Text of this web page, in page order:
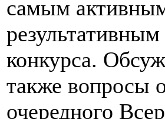
самым
конкурса.
также вопросы
очередного